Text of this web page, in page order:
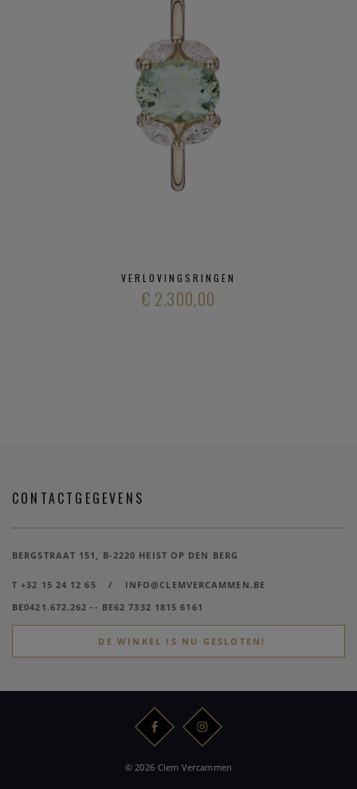
VERLOVINGSRINGEN
€ 2.300,00
CONTACTGEGEVENS
BERGSTRAAT 151, B-2220 HEIST OP DEN BERG
T +32 15 24 12 65 /
INFO@CLEMVERCAMMEN.BE
BE0421.672.262 -- BE62 7332 1815 6161
DE WINKEL IS NU GESLOTEN!
© 2026 Clem Vercammen